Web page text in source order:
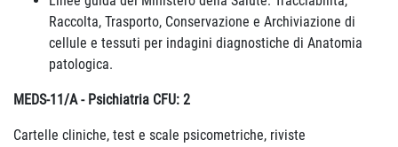
Raccolta, Trasporto, Conservazione e Archiviazione di
cellule e tessuti per indagini diagnostiche di Anatomia
patologica.
MEDS-11/A - Psichiatria CFU: 2
Cartelle cliniche, test e scale psicometriche, riviste